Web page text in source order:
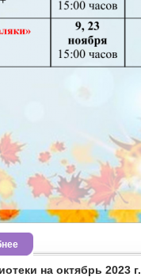
на октябрь 2023 г.